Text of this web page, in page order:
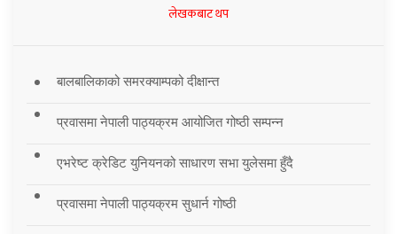
लेखकबाट थप
बालबालिकाको समरक्याम्पको दीक्षान्त
प्रवासमा नेपाली पाठ्यक्रम आयोजित गोष्ठी सम्पन्न
एभरेष्ट क्रेडिट युनियनको साधारण सभा युलेसमा हुँदै
प्रवासमा नेपाली पाठ्यक्रम सुधार्न गोष्ठी